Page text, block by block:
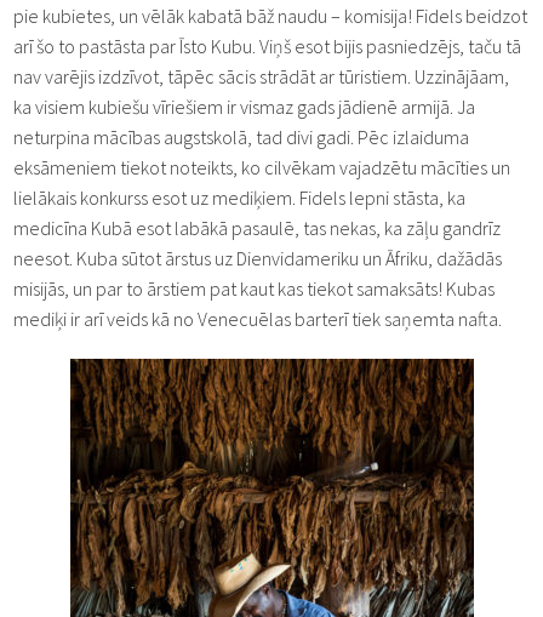
pie kubietes, un vēlāk kabatā bāž naudu – komisija! Fidels beidzot
arī šo to pastāsta par Īsto Kubu. Viņš esot bijis pasniedzējs, taču tā
nav varējis izdzīvot, tāpēc sācis strādāt ar tūristiem. Uzzinājāam,
ka visiem kubiešu vīriešiem ir vismaz gads jādienē armijā. Ja
neturpina mācības augstskolā, tad divi gadi. Pēc izlaiduma
eksāmeniem tiekot noteikts, ko cilvēkam vajadzētu mācīties un
lielākais konkurss esot uz mediķiem. Fidels lepni stāsta, ka
medicīna Kubā esot labākā pasaulē, tas nekas, ka zāļu gandrīz
neesot. Kuba sūtot ārstus uz Dienvidameriku un Āfriku, dažādās
misijās, un par to ārstiem pat kaut kas tiekot samaksāts! Kubas
mediķi ir arī veids kā no Venecuēlas barterī tiek saņemta nafta.